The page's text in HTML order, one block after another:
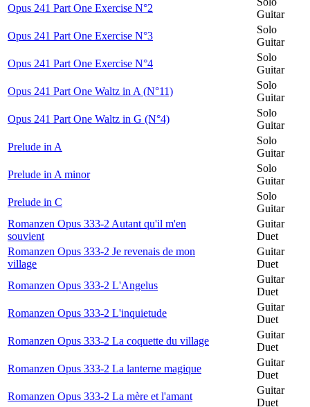
Opus 241 Part One Exercise N°2
Guitar
Opus 241 Part One Exercise N°3
Solo
Guitar
Opus 241 Part One Exercise N°4
Solo
Guitar
Opus 241 Part One Waltz in A (N°11)
Solo
Guitar
Opus 241 Part One Waltz in G (N°4)
Solo
Guitar
Prelude in A
Solo
Guitar
Prelude in A minor
Solo
Guitar
Prelude in C
Solo
Guitar
Romanzen Opus 333-2 Autant qu'il m'en
souvient
Guitar
Duet
Romanzen Opus 333-2 Je revenais de mon
village
Guitar
Duet
Romanzen Opus 333-2 L'Angelus
Guitar
Duet
Romanzen Opus 333-2 L'inquietude
Guitar
Duet
Romanzen Opus 333-2 La coquette du village
Guitar
Duet
Romanzen Opus 333-2 La lanterne magique
Guitar
Duet
Romanzen Opus 333-2 La mère et l'amant
Guitar
Duet